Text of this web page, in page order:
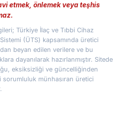
etmek, önlemek veya teşhis
Türkiye İlaç ve Tıbbi Cihaz
(ÜTS) kapsamında üretici
beyan edilen verilere ve bu
dayanılarak hazırlanmıştır. Sitede
eksiksizliği ve güncelliğinden
münhasıran üretici